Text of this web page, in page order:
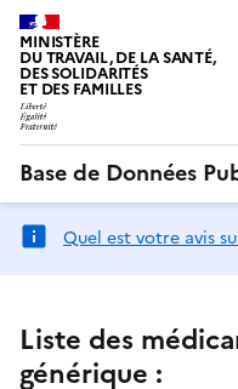
MINISTÈRE
DU TRAVAIL, DE LA SANTÉ,
DES SOLIDARITÉS
ET DES FAMILLES
Base de Données
Quel est votre avis
Liste des
générique :